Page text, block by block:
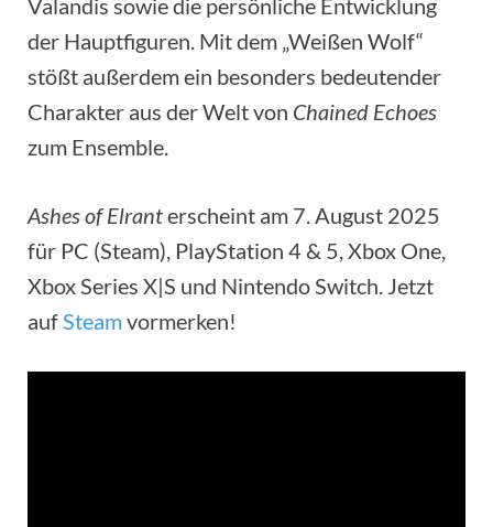
Valandis sowie die persönliche Entwicklung
der Hauptfiguren. Mit dem „Weißen Wolf“
stößt außerdem ein besonders bedeutender
Charakter aus der Welt von Chained Echoes
zum Ensemble.
Ashes of Elranterscheint am 7. August 2025
für PC (Steam), PlayStation 4 & 5, Xbox One,
Xbox Series X|S und Nintendo Switch. Jetzt
aufSteamvormerken!